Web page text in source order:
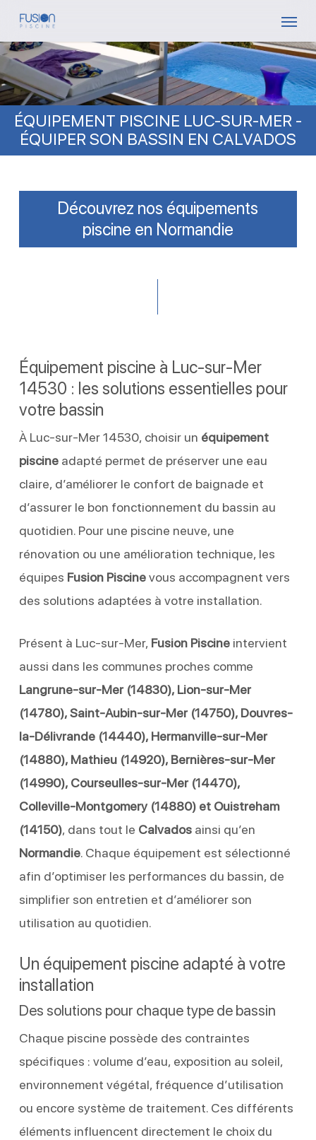
Skip
main
content
ÉQUIPEMENT PISCINE LUC-SUR-MER -
ÉQUIPER SON BASSIN EN CALVADOS
Découvrez nos équipements
piscine en Normandie
Équipement piscine à Luc-sur-Mer
14530 : les solutions essentielles pour
votre bassin
À Luc-sur-Mer 14530, choisir un équipement
piscineadapté permet de préserver une eau
claire, d’améliorer le confort de baignade et
d’assurer le bon fonctionnement du bassin au
quotidien. Pour une piscine neuve, une
rénovation ou une amélioration technique, les
équipes Fusion Piscinevous accompagnent vers
des solutions adaptées à votre installation.
Présent à Luc-sur-Mer, Fusion Piscineintervient
aussi dans les communes proches comme
Langrune-sur-Mer (14830), Lion-sur-Mer
(14780), Saint-Aubin-sur-Mer (14750), Douvres-
la-Délivrande (14440), Hermanville-sur-Mer
(14880), Mathieu (14920), Bernières-sur-Mer
(14990), Courseulles-sur-Mer (14470),
Colleville-Montgomery (14880) et Ouistreham
(14150), dans tout le Calvadosainsi qu’en
Normandie. Chaque équipement est sélectionné
afin d’optimiser les performances du bassin, de
simplifier son entretien et d’améliorer son
utilisation au quotidien.
Un équipement piscine adapté à votre
installation
Des solutions pour chaque type de bassin
Chaque piscine possède des contraintes
spécifiques : volume d’eau, exposition au soleil,
environnement végétal, fréquence d’utilisation
ou encore système de traitement. Ces différents
éléments influencent directement le choix du